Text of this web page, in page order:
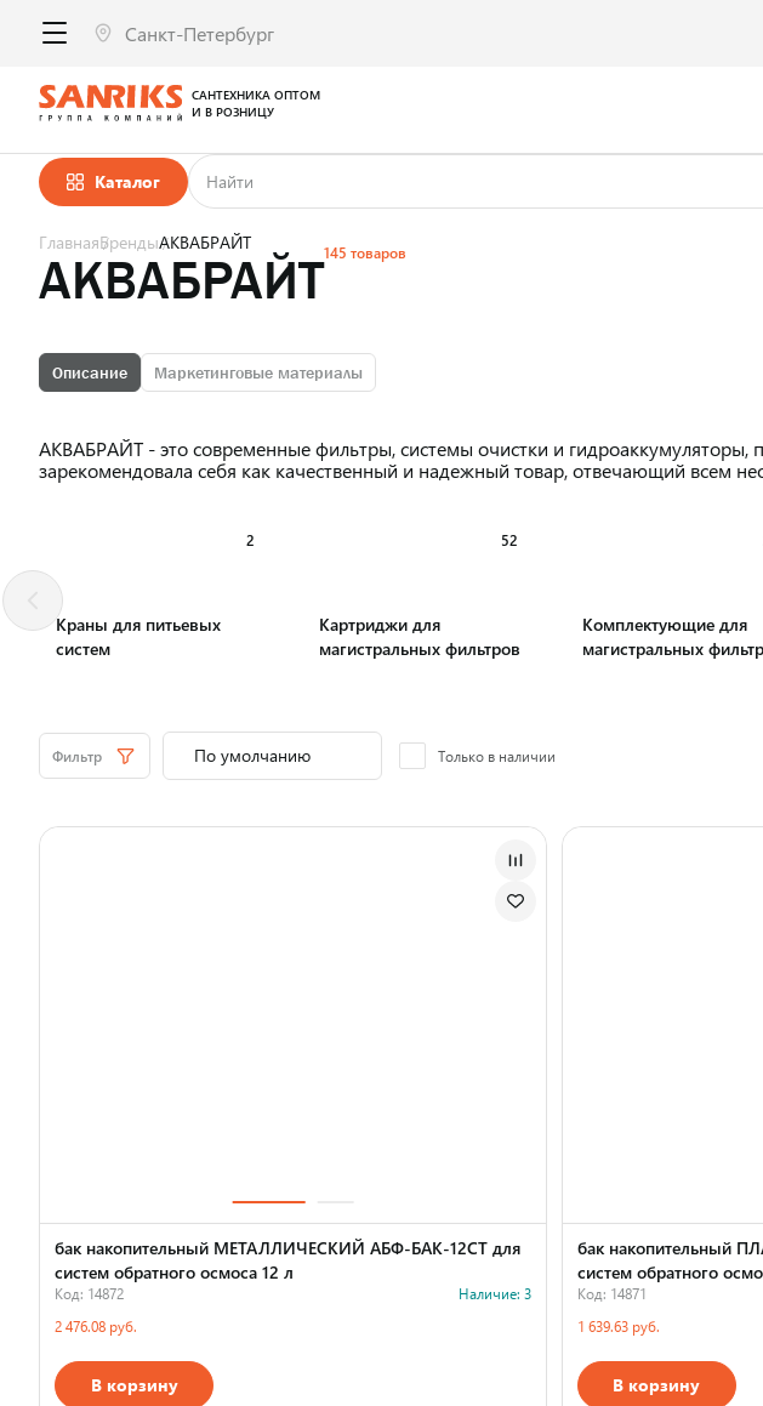
Каталог
САНТЕХНИКА ОПТОМ
И В РОЗНИЦУ
ГлавнаяБрендыАКВАБРАЙТ
АКВАБРАЙТ145 товаров
Описание Маркетинговые материалы
АКВАБРАЙТ - это современные фильтры, системы очистки и
зарекомендовала себя как качественный и надежный товар, отвечающий всем
Краны для питьевых
систем
2
Картриджи для
магистральных фильтров
52
Комплектующие для
магистральных
Фильтр Только в наличии
бак накопительный МЕТАЛЛИЧЕСКИЙ АБФ-БАК-12СТ для
систем обратного осмоса 12 л
Код: 14872
Наличие: 3
2 476.08 руб.
В корзину
бак накопительный
систем обратного
Код: 14871
1 639.63 руб.
В корзину